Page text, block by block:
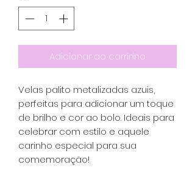
Adicionar ao carrinho
Velas palito metalizadas azuis,
perfeitas para adicionar um toque
de brilho e cor ao bolo. Ideais para
celebrar com estilo e aquele
carinho especial para sua
comemoração!